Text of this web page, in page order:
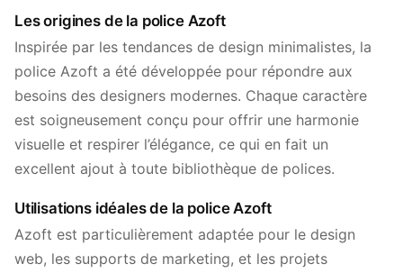
Les origines de la police Azoft
Inspirée par les tendances de design minimalistes, la
police Azoft a été développée pour répondre aux
besoins des designers modernes. Chaque caractère
est soigneusement conçu pour offrir une harmonie
visuelle et respirer l’élégance, ce qui en fait un
excellent ajout à toute bibliothèque de polices.
Utilisations idéales de la police Azoft
Azoft est particulièrement adaptée pour le design
web, les supports de marketing, et les projets